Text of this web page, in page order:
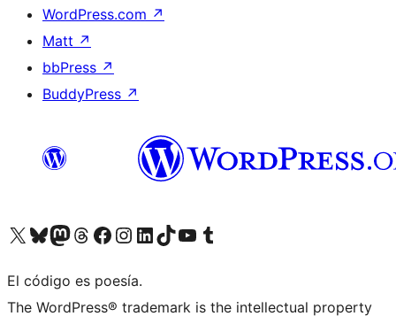
WordPress.com ↗
Matt ↗
bbPress ↗
BuddyPress ↗
Visita nuestra cuenta de X (anteriormente Twitter)
Visita nuestra cuenta de Bluesky
Visita nuestra cuenta de Mastodon
Visita nuestra cuenta de Threads
Visita nuestra página de Facebook
Visita nuestra cuenta de Instagram
Visita nuestra cuenta de LinkedIn
Visita nuestra cuenta de TikTok
Visita nuestro canal de YouTube
Visita nuestra cuenta de Tumblr
El código es poesía.
The WordPress® trademark is the intellectual property